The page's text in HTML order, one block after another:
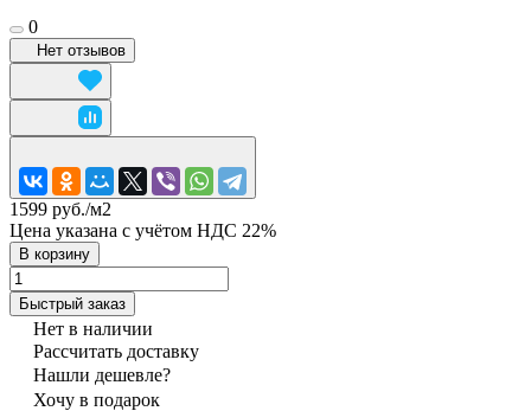
0
Нет отзывов
1599 руб./м2
Цена указана с учётом НДС 22%
В корзину
Быстрый заказ
Нет в наличии
Рассчитать доставку
Нашли дешевле?
Хочу в подарок